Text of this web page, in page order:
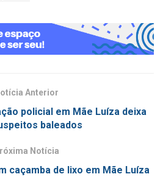
Anterior
policial em Mãe Luíza deixa
baleados
Notícia
caçamba de lixo em Mãe Luíza